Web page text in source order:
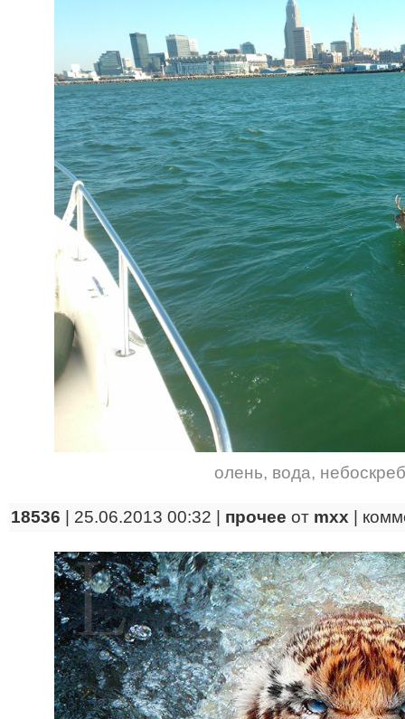
олень, вода,
18536 | 25.06.2013 00:32 | прочее от mxx